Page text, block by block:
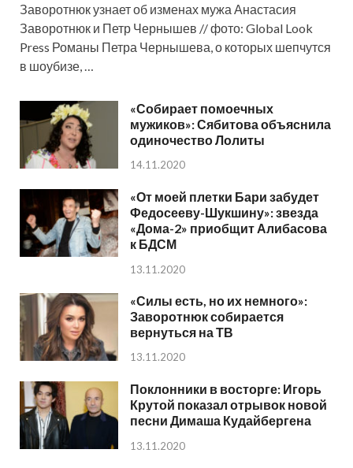
Заворотнюк узнает об изменах мужа Анастасия
Заворотнюк и Петр Чернышев // фото: Global Look
Press Романы Петра Чернышева, о которых шепчутся
в шоубизе, …
«Собирает помоечных
мужиков»: Сябитова объяснила
одиночество Лолиты
14.11.2020
«От моей плетки Бари забудет
Федосееву-Шукшину»: звезда
«Дома-2» приобщит Алибасова
к БДСМ
13.11.2020
«Силы есть, но их немного»:
Заворотнюк собирается
вернуться на ТВ
13.11.2020
Поклонники в восторге: Игорь
Крутой показал отрывок новой
песни Димаша Кудайбергена
13.11.2020